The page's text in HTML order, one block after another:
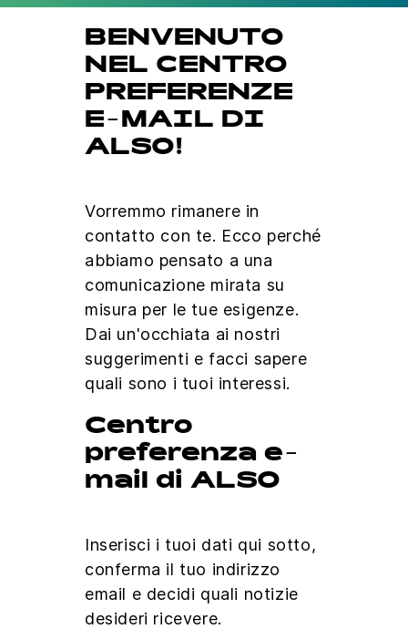
BENVENUTO
NEL CENTRO
PREFERENZE
E-MAIL DI
ALSO!
Vorremmo rimanere in
contatto con te. Ecco perché
abbiamo pensato a una
comunicazione mirata su
misura per le tue esigenze.
Dai un'occhiata ai nostri
suggerimenti e facci sapere
quali sono i tuoi interessi.
Centro
preferenza e-
mail di ALSO
Inserisci i tuoi dati qui sotto,
conferma il tuo indirizzo
email e decidi quali notizie
desideri ricevere.